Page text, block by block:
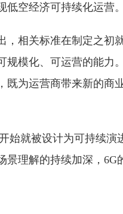
空经济可持续化运营。
，相关标准在制定之初
规模化、可运营的能力
既为运营商带来新的商
始就被设计为可持续
景理解的持续加深，